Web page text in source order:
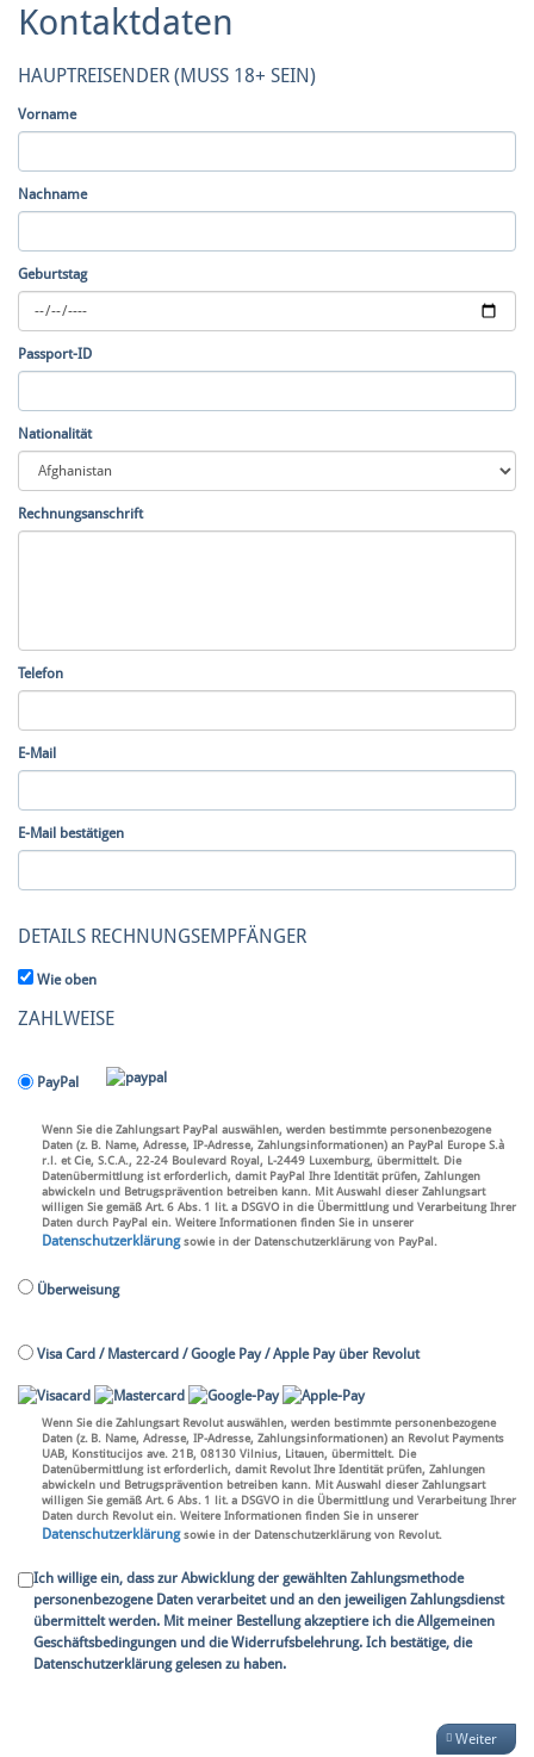
Kontaktdaten
HAUPTREISENDER (MUSS 18+ SEIN)
Vorname
Nachname
Geburtstag
Passport-ID
Nationalität
Rechnungsanschrift
Telefon
E-Mail
E-Mail bestätigen
DETAILS RECHNUNGSEMPFÄNGER
Wie oben
ZAHLWEISE
PayPal
Wenn Sie die Zahlungsart PayPal auswählen, werden bestimmte personenbezogene
Daten (z. B. Name, Adresse, IP-Adresse, Zahlungsinformationen) an PayPal Europe S.à
r.l. et Cie, S.C.A., 22‑24 Boulevard Royal, L-2449 Luxemburg, übermittelt. Die
Datenübermittlung ist erforderlich, damit PayPal Ihre Identität prüfen, Zahlungen
abwickeln und Betrugsprävention betreiben kann. Mit Auswahl dieser Zahlungsart
willigen Sie gemäß Art. 6 Abs. 1 lit. a DSGVO in die Übermittlung und Verarbeitung Ihrer
Daten durch PayPal ein. Weitere Informationen finden Sie in unserer
Datenschutzerklärungsowie in der Datenschutzerklärung von PayPal.
Überweisung
Visa Card / Mastercard / Google Pay / Apple Pay über Revolut
Wenn Sie die Zahlungsart Revolut auswählen, werden bestimmte personenbezogene
Daten (z. B. Name, Adresse, IP-Adresse, Zahlungsinformationen) an Revolut Payments
UAB, Konstitucijos ave. 21B, 08130 Vilnius, Litauen, übermittelt. Die
Datenübermittlung ist erforderlich, damit Revolut Ihre Identität prüfen, Zahlungen
abwickeln und Betrugsprävention betreiben kann. Mit Auswahl dieser Zahlungsart
willigen Sie gemäß Art. 6 Abs. 1 lit. a DSGVO in die Übermittlung und Verarbeitung Ihrer
Daten durch Revolut ein. Weitere Informationen finden Sie in unserer
Datenschutzerklärungsowie in der Datenschutzerklärung von Revolut.
Ich willige ein, dass zur Abwicklung der gewählten Zahlungsmethode
personenbezogene Daten verarbeitet und an den jeweiligen Zahlungsdienst
übermittelt werden. Mit meiner Bestellung akzeptiere ich die Allgemeinen
Geschäftsbedingungen und die Widerrufsbelehrung. Ich bestätige, die
Datenschutzerklärung gelesen zu haben.
Weiter